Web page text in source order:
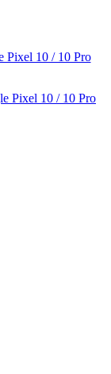
Pixel 10 / 10 Pro